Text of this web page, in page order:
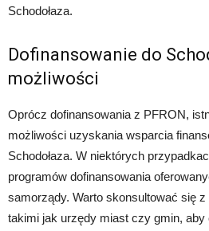
Schodołaza.
Dofinansowanie do
możliwości
Oprócz dofinansowania z PFRON,
możliwości uzyskania wsparcia
Schodołaza. W niektórych
programów dofinansowania
samorządy. Warto skonsultować się
takimi jak urzędy miast czy gmin, aby